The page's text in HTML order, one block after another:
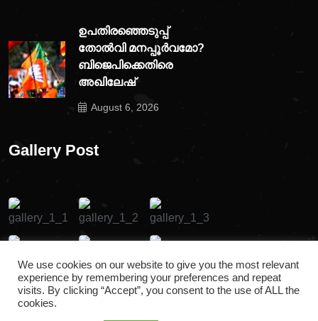
ഉപതിരഞ്ഞെടുപ്പ്
തോൽവി മനപ്പൂർവമോ?
ബിജെപിക്കെതിരെ
അഖിലേഷ്
August 6, 2026
Gallery Post
We use cookies on our website to give you the most relevant
experience by remembering your preferences and repeat
visits. By clicking “Accept”, you consent to the use of ALL the
cookies.